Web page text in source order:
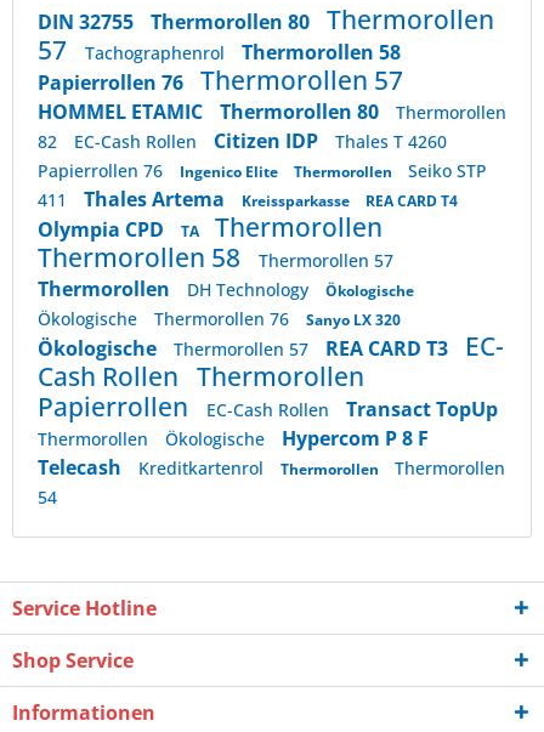
DIN 32755 Thermorollen 80
Thermorollen
57
Tachographenrol
Thermorollen 58
Papierrollen 76
Thermorollen 57
HOMMEL ETAMIC Thermorollen 80
Thermorollen
82
EC-Cash Rollen Citizen IDP
Thales T 4260
Papierrollen 76
Ingenico Elite Thermorollen
Seiko STP
411
Thales Artema Kreissparkasse REA CARD T4
Olympia CPD TA
Thermorollen
Thermorollen 58
Thermorollen 57
Thermorollen DH Technology Ökologische
Ökologische Thermorollen 76 Sanyo LX 320
Ökologische Thermorollen 57 REA CARD T3
EC-
Cash Rollen Thermorollen
Papierrollen
EC-Cash Rollen Transact TopUp
Thermorollen Ökologische
Hypercom P 8 F
Telecash
Kreditkartenrol Thermorollen
Thermorollen
54
Service Hotline
Shop Service
Informationen